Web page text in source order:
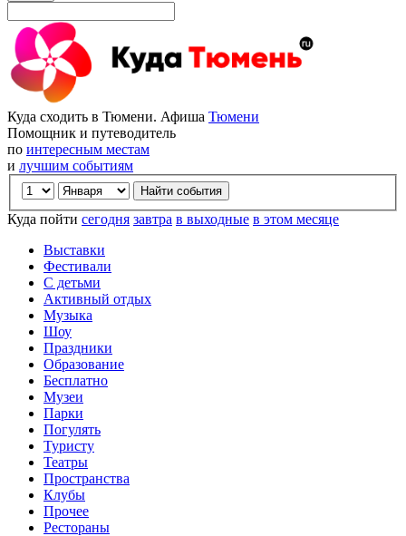
Куда сходить в Тюмени. Афиша Тюмени
Помощник и путеводитель
по интересным местам
и лучшим событиям
Куда пойти сегодня завтра в выходные в этом месяце
Выставки
Фестивали
С детьми
Активный отдых
Музыка
Шоу
Праздники
Образование
Бесплатно
Музеи
Парки
Погулять
Туристу
Театры
Пространства
Клубы
Прочее
Рестораны